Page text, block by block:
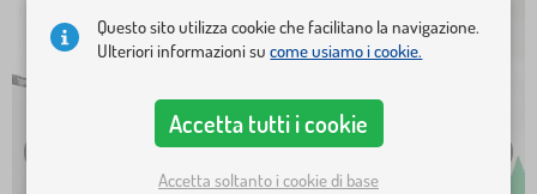
Questo sito utilizza cookie che facilitano la navigazione.
Ulteriori informazioni sucome usiamo i cookie.
Accetta tutti i cookie
Accetta soltanto i cookie di base